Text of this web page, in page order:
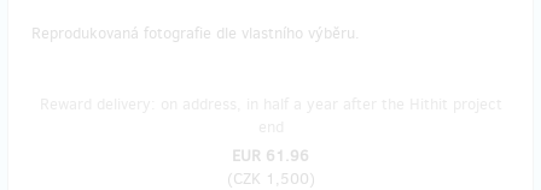
Reprodukovaná fotografie dle vlastního výběru.
EUR 61.96
(CZK 1,500)